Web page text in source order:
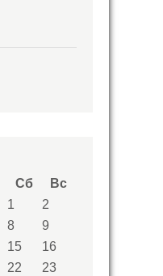
Сб
Вс
1
2
8
9
15
16
22
23